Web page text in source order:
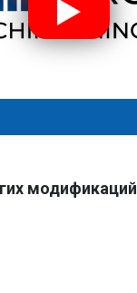
модификаций